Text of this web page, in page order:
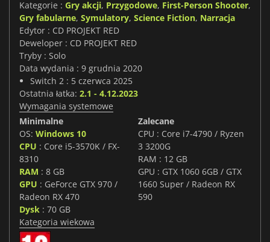
Kategorie : Gry akcji, Przygodowe, First-Person Shooter,
Gry fabularne, Symulatory, Science Fiction, Narracja
Edytor : CD PROJEKT RED
Deweloper : CD PROJEKT RED
Tryby : Solo
Data wydania : 9 grudnia 2020
Switch 2 : 5 czerwca 2025
Ostatnia łatka: 2.1 - 4.12.2023
Wymagania systemowe
Minimalne
OS: Windows 10
CPU : Core i5-3570K / FX-
8310
RAM : 8 GB
GPU : GeForce GTX 970 /
Radeon RX 470
Dysk : 70 GB
Zalecane
CPU : Core i7-4790 / Ryzen
3 3200G
RAM : 12 GB
GPU : GTX 1060 6GB / GTX
1660 Super / Radeon RX
590
Kategoria wiekowa